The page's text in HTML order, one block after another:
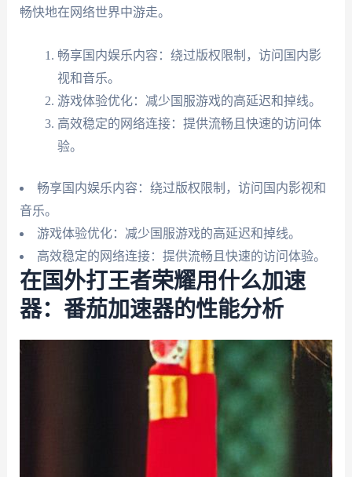
畅快地在网络世界中游走。
畅享国内娱乐内容：绕过版权限制，访问国内影
视和音乐。
游戏体验优化：减少国服游戏的高延迟和掉线。
高效稳定的网络连接：提供流畅且快速的访问体
验。
畅享国内娱乐内容：绕过版权限制，访问国内影视和
音乐。
游戏体验优化：减少国服游戏的高延迟和掉线。
高效稳定的网络连接：提供流畅且快速的访问体验。
在国外打王者荣耀用什么加速
器：番茄加速器的性能分析